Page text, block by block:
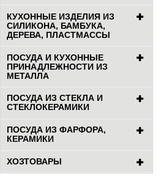
КУХОННЫЕ ИЗДЕЛИЯ ИЗ
СИЛИКОНА, БАМБУКА,
ДЕРЕВА, ПЛАСТМАССЫ
ПОСУДА И КУХОННЫЕ
ПРИНАДЛЕЖНОСТИ ИЗ
МЕТАЛЛА
ПОСУДА ИЗ СТЕКЛА И
СТЕКЛОКЕРАМИКИ
ПОСУДА ИЗ ФАРФОРА,
КЕРАМИКИ
ХОЗТОВАРЫ